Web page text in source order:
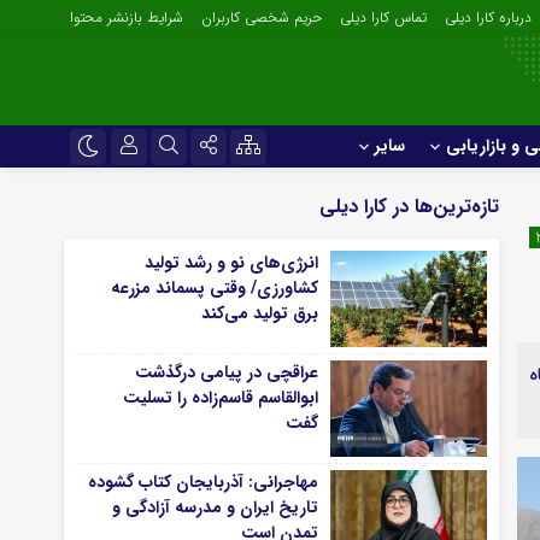
درباره کارا دیلی تماس کارا دیلی حریم شخصی کاربران شرایط بازنشر محتوا
و بازاریابی سایر
اینستاگرام
سروش
ایتا
آپارات
اپلیکیشن
رمز عبور
لطفا پاسخ را به عدد انگلیسی وارد کنید:
مرا به خاطر بسپار
سیاسی و اجتماعی
حقوقی و قضایی
و صنایع غذایی
سایر
آبان دیلی
gilsonite
تا ۲۶ مهرماه
تازه‌ترین‌ها در کارا دیلی
انرژی‌های نو و رشد تولید
کشاورزی/ وقتی پسماند مزرعه‌
برق تولید می‌کند
عراقچی در پیامی درگذشت
ابوالقاسم قاسم‌زاده را تسلیت
گفت
مهاجرانی: آذربایجان کتاب گشوده
تاریخ ایران و مدرسه آزادگی و
تمدن است